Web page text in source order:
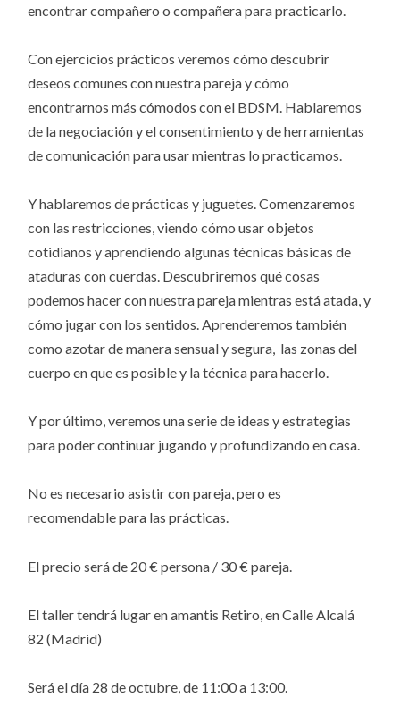
encontrar compañero o compañera para practicarlo.
Con ejercicios prácticos veremos cómo descubrir
deseos comunes con nuestra pareja y cómo
encontrarnos más cómodos con el BDSM. Hablaremos
de la negociación y el consentimiento y de herramientas
de comunicación para usar mientras lo practicamos.
Y hablaremos de prácticas y juguetes. Comenzaremos
con las restricciones, viendo cómo usar objetos
cotidianos y aprendiendo algunas técnicas básicas de
ataduras con cuerdas. Descubriremos qué cosas
podemos hacer con nuestra pareja mientras está atada, y
cómo jugar con los sentidos. Aprenderemos también
como azotar de manera sensual y segura, las zonas del
cuerpo en que es posible y la técnica para hacerlo.
Y por último, veremos una serie de ideas y estrategias
para poder continuar jugando y profundizando en casa.
No es necesario asistir con pareja, pero es
recomendable para las prácticas.
El precio será de 20 € persona / 30 € pareja.
El taller tendrá lugar en amantis Retiro, en Calle Alcalá
82 (Madrid)
Será el día 28 de octubre, de 11:00 a 13:00.